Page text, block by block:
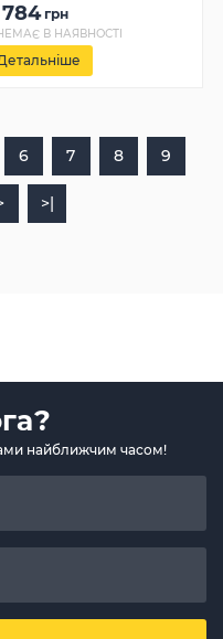
грн
В НАЯВНОСТІ
6 7 8 9
>|
найближчим часом!